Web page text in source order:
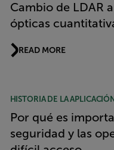
Cambio de LDAR
ópticas
READ MORE
HISTORIA DE LA APLICACIÓN
Por qué es
seguridad y las